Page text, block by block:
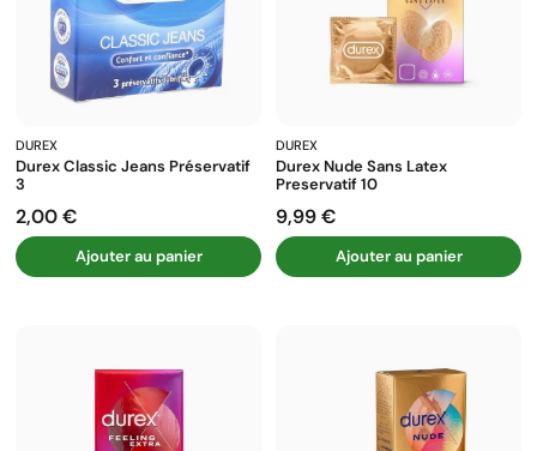
DUREX
Durex Classic Jeans Préservatif
3
Prix
2,00 €
Ajouter au panier
DUREX
Durex Nude Sans Latex
Preservatif 10
Prix
9,99 €
Ajouter au panier